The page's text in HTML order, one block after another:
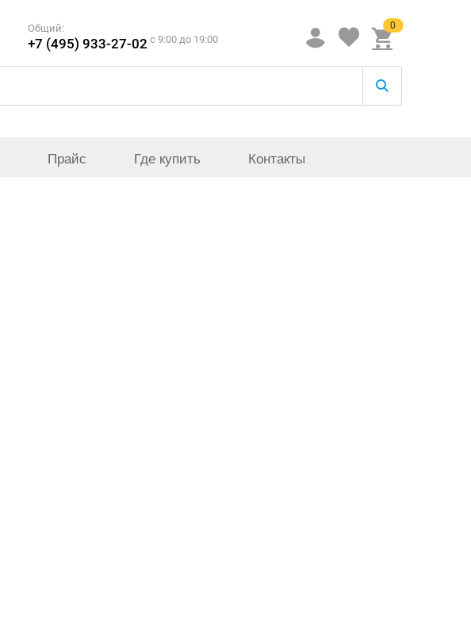
Общий:
+7 (495) 933-27-02 c 9:00 до 19:00
0
Прайс Где купить Контакты